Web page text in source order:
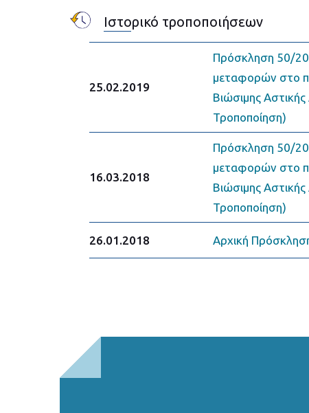
Ιστορικό τροποποιήσεων
25.02.2019
Πρόσκληση 50/
μεταφορών στο
Βιώσιμης
Τροποποίηση)
16.03.2018
Πρόσκληση 50/
μεταφορών στο
Βιώσιμης
Τροποποίηση)
26.01.2018 Αρχική